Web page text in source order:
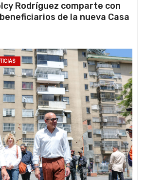
Rodríguez comparte con
de la nueva Casa
Primavera” en Caracas